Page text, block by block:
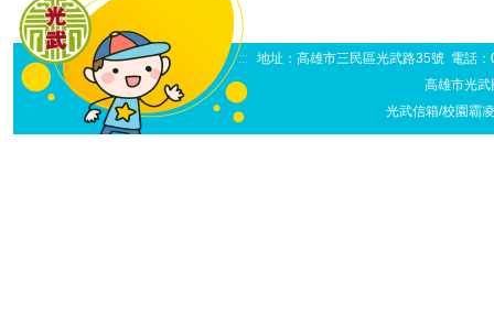
:::
地址：高雄市三民區光武路35號 電話
高雄市光
光武信箱/校園霸